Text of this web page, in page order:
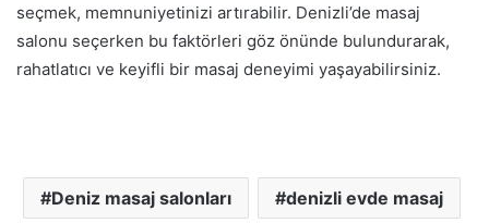
seçmek, memnuniyetinizi artırabilir. Denizli’de masaj
salonu seçerken bu faktörleri göz önünde bulundurarak,
rahatlatıcı ve keyifli bir masaj deneyimi yaşayabilirsiniz.
Deniz masaj salonları denizli evde masaj